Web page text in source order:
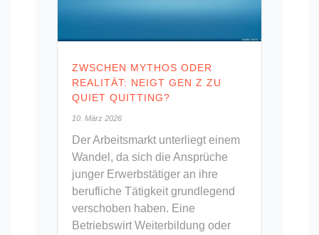
ZWSCHEN MYTHOS ODER
REALITÄT: NEIGT GEN Z ZU
QUIET QUITTING?
10. März 2026
Der Arbeitsmarkt unterliegt einem
Wandel, da sich die Ansprüche
junger Erwerbstätiger an ihre
berufliche Tätigkeit grundlegend
verschoben haben. Eine
Betriebswirt Weiterbildung oder